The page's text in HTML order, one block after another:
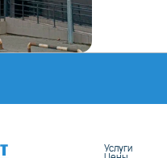
Услуги